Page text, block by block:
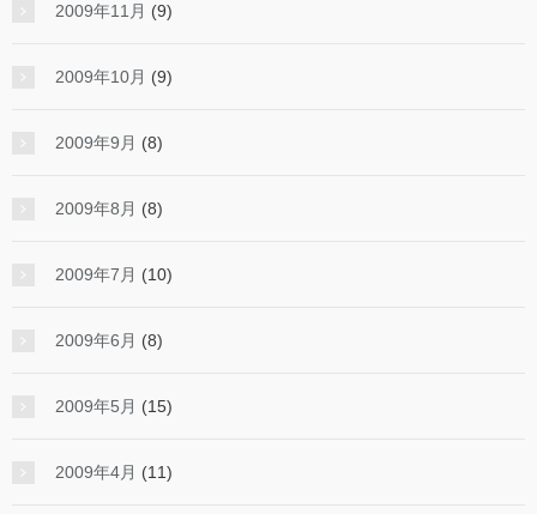
2009年11月 (9)
2009年10月 (9)
2009年9月 (8)
2009年8月 (8)
2009年7月 (10)
2009年6月 (8)
2009年5月 (15)
2009年4月 (11)